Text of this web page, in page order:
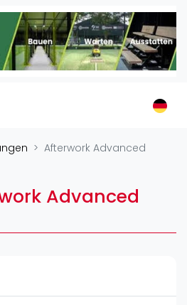
Afterwork Advanced
Advanced